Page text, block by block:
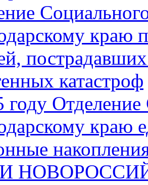
краю
катастроф
году
краю